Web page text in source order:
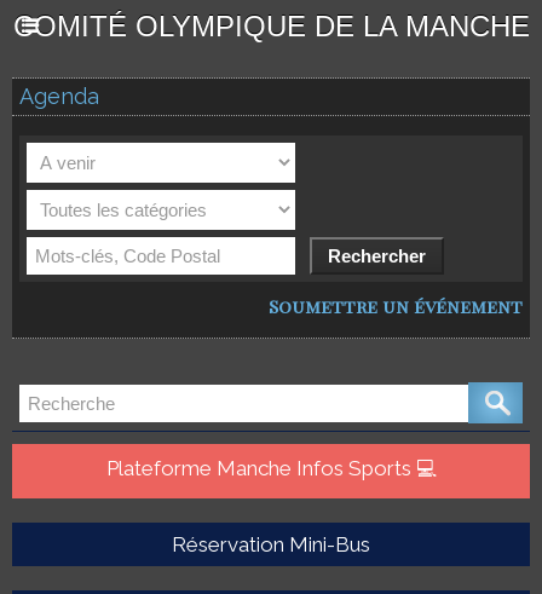
COMITÉ OLYMPIQUE DE LA MANCHE
Agenda
Soumettre un événement
Plateforme Manche Infos Sports 💻
Réservation Mini-Bus